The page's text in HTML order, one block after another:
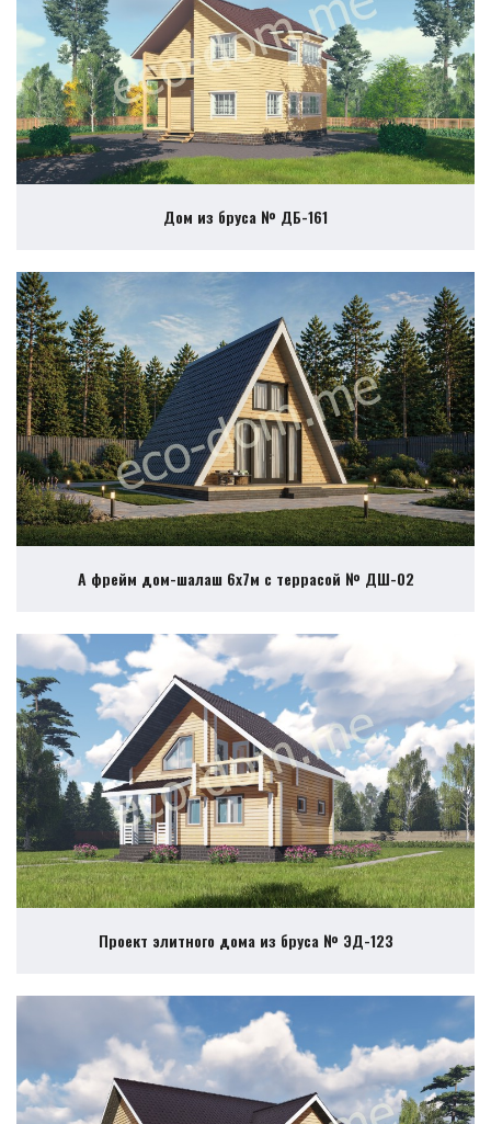
Дом из бруса № ДБ-161
А фрейм дом-шалаш 6х7м с террасой № ДШ-02
Проект элитного дома из бруса № ЭД-123